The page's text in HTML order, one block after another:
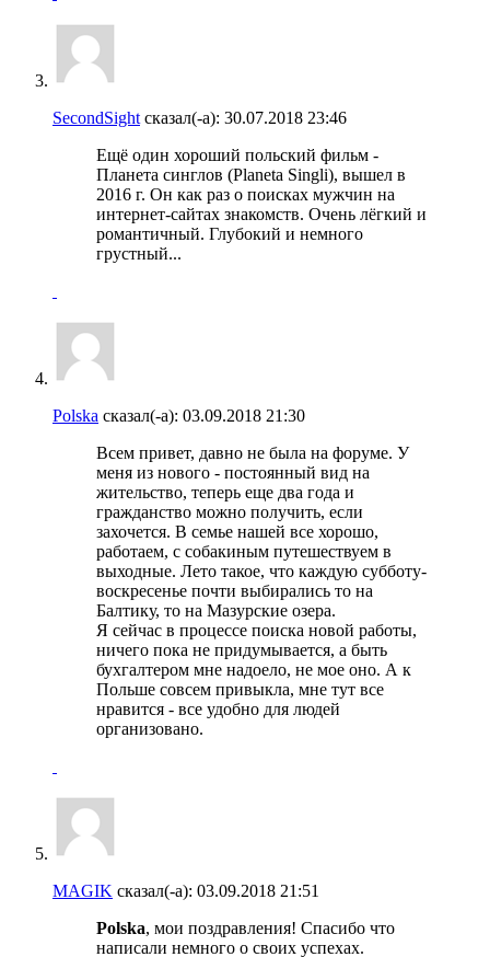
SecondSight сказал(-а): 30.07.2018 23:46
Ещё один хороший польский фильм -
Планета синглов (Planeta Singli), вышел в
2016 г. Он как раз о поисках мужчин на
интернет-сайтах знакомств. Очень лёгкий и
романтичный. Глубокий и немного
грустный...
Polska сказал(-а): 03.09.2018 21:30
Всем привет, давно не была на форуме. У
меня из нового - постоянный вид на
жительство, теперь еще два года и
гражданство можно получить, если
захочется. В семье нашей все хорошо,
работаем, с собакиным путешествуем в
выходные. Лето такое, что каждую субботу-
воскресенье почти выбирались то на
Балтику, то на Мазурские озера.
Я сейчас в процессе поиска новой работы,
ничего пока не придумывается, а быть
бухгалтером мне надоело, не мое оно. А к
Польше совсем привыкла, мне тут все
нравится - все удобно для людей
организовано.
MAGIK сказал(-а): 03.09.2018 21:51
Polska, мои поздравления! Спасибо что
написали немного о своих успехах.